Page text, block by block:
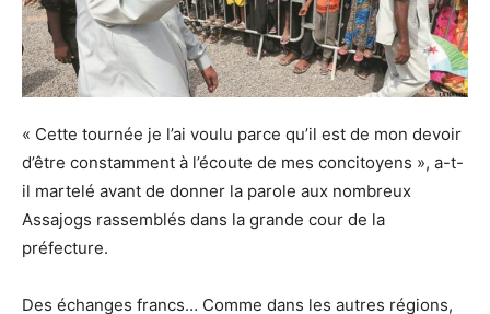
« Cette tournée je l’ai voulu parce qu’il est de mon devoir
d’être constamment à l’écoute de mes concitoyens », a-t-
il martelé avant de donner la parole aux nombreux
Assajogs rassemblés dans la grande cour de la
préfecture.
Des échanges francs… Comme dans les autres régions,